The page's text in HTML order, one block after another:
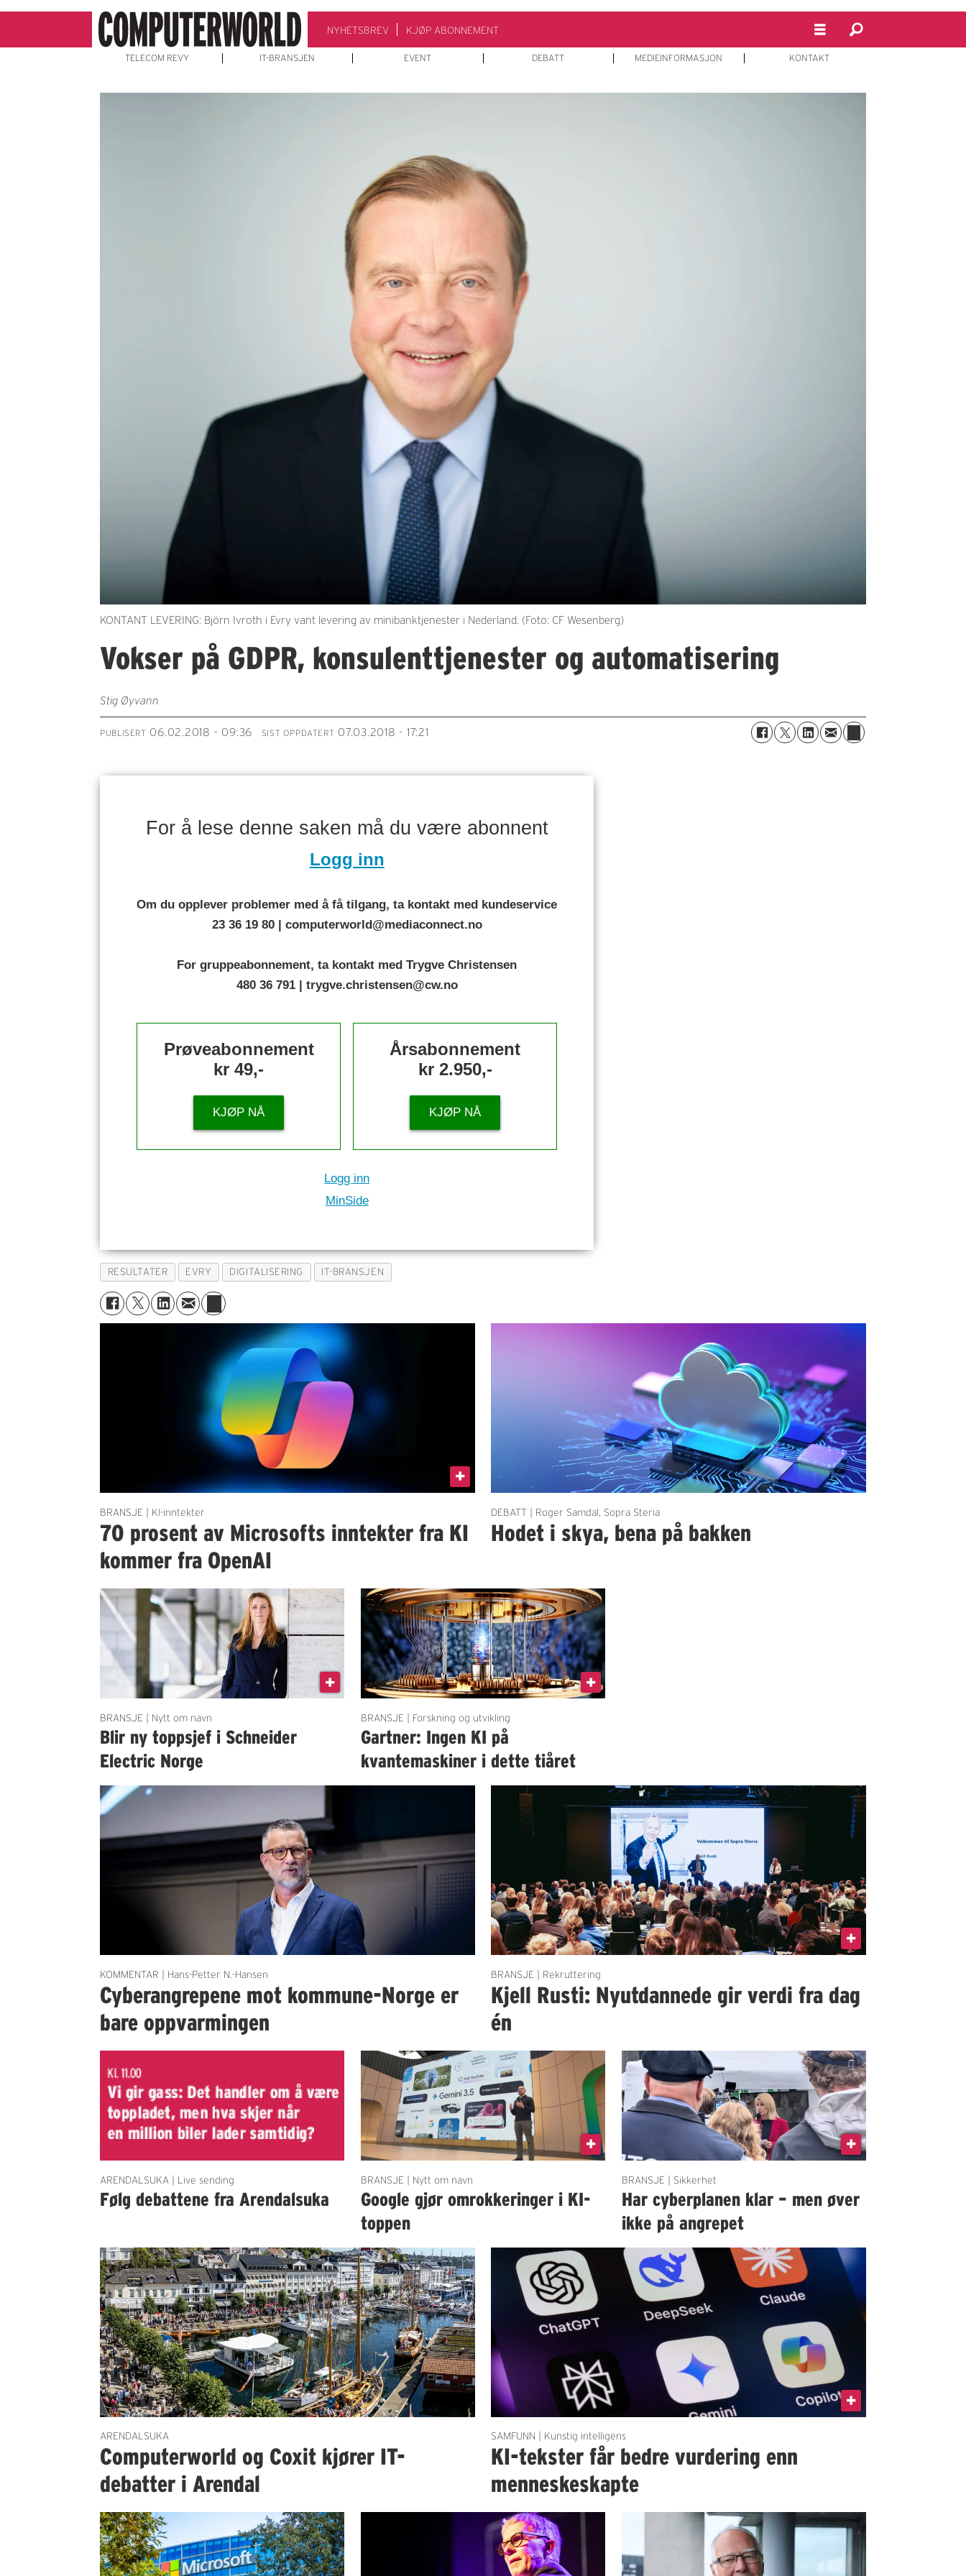
NYHETSBREV KJØP ABONNEMENT
TELECOM REVY IT-BRANSJEN EVENT DEBATT MEDIEINFORMASJON KONTAKT
KONTANT LEVERING: Björn Ivroth i Evry vant levering av minibanktjenester i Nederland. (Foto: CF Wesenberg)
Vokser på GDPR, konsulenttjenester og automatisering
Stig Øyvann
PUBLISERT 06.02.2018 - 09:36 SIST OPPDATERT 07.03.2018 - 17:21
For å lese denne saken må du være abonnent
Logg inn
Om du opplever problemer med å få tilgang, ta kontakt med kundeservice
23 36 19 80 | computerworld@mediaconnect.no
For gruppeabonnement, ta kontakt med Trygve Christensen
480 36 791 | trygve.christensen@cw.no
Prøveabonnement
kr 49,-
KJØP NÅ
Årsabonnement
kr 2.950,-
KJØP NÅ
Logg inn
MinSide
RESULTATER EVRY DIGITALISERING IT-BRANSJEN
BRANSJE | KI-inntekter
70 prosent av Microsofts inntekter fra KI
kommer fra OpenAI
DEBATT | Roger Samdal, Sopra Steria
Hodet i skya, bena på bakken
BRANSJE | Nytt om navn
Blir ny toppsjef i Schneider
Electric Norge
BRANSJE | Forskning og utvikling
Gartner: Ingen KI på
kvantemaskiner i dette tiåret
KOMMENTAR | Hans-Petter N.-Hansen
Cyberangrepene mot kommune-Norge er
bare oppvarmingen
BRANSJE | Rekruttering
Kjell Rusti: Nyutdannede gir verdi fra dag
én
ARENDALSUKA | Live sending
Følg debattene fra Arendalsuka
BRANSJE | Nytt om navn
Google gjør omrokkeringer i KI-
toppen
BRANSJE | Sikkerhet
Har cyberplanen klar – men øver
ikke på angrepet
ARENDALSUKA
Computerworld og Coxit kjører IT-
debatter i Arendal
SAMFUNN | Kunstig intelligens
KI-tekster får bedre vurdering enn
menneskeskapte